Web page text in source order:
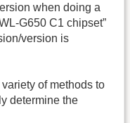
when doing a
G650 C1 chipset”
version is
of methods to
determine the